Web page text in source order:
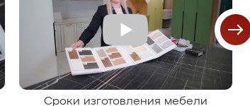
Сроки изготовления мебели